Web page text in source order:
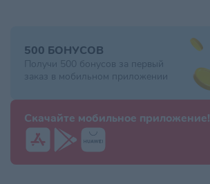
500 БОНУСОВ
Получи 500 бонусов за первый
заказ в мобильном приложении
Скачайте мобильное приложение!